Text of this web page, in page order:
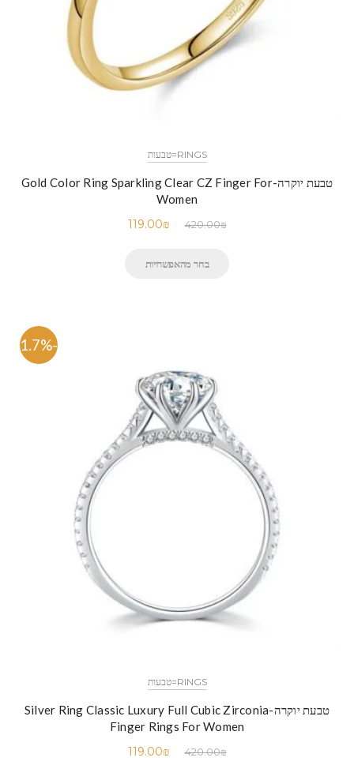
RINGS=טבעות
טבעת יוקרה-Gold Color Ring Sparkling Clear CZ Finger For
Women
420.00₪
119.00₪
בחר מהאפשרויות
-71.7%
RINGS=טבעות
טבעת יוקרה-Silver Ring Classic Luxury Full Cubic Zirconia
Finger Rings For Women
420.00₪
119.00₪